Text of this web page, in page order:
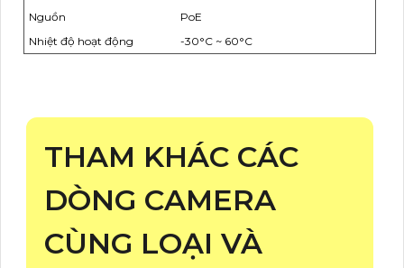
Nguồn
PoE
Nhiệt độ hoạt động
-30°C ~ 60°C
THAM KHÁC CÁC
DÒNG CAMERA
CÙNG LOẠI VÀ